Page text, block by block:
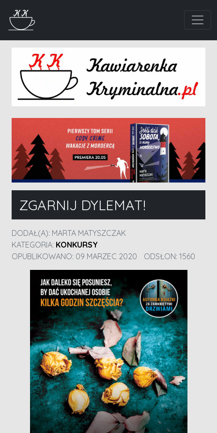
ZGARNIJ DYLEMAT!
DODAŁ(A): MARTA MATYSZCZAK
KATEGORIA: KONKURSY
OPUBLIKOWANO: 09 MARZEC 2020
ODSŁON: 1560